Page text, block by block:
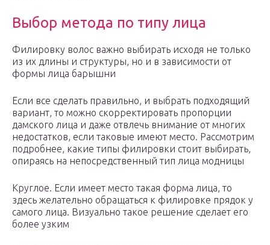
Выбор метода по типу лица
Филировку волос важно выбирать исходя не только
из их длины и структуры, но и в зависимости от
формы лица барышни
Если все сделать правильно, и выбрать подходящий
вариант, то можно скорректировать пропорции
дамского лица и даже отвлечь внимание от многих
недостатков, если таковые имеют место. Рассмотрим
подробнее, какие типы филировки стоит выбирать,
опираясь на непосредственный тип лица модницы
Круглое. Если имеет место такая форма лица, то
здесь желательно обращаться к филировке прядок у
самого лица. Визуально такое решение сделает его
более узким